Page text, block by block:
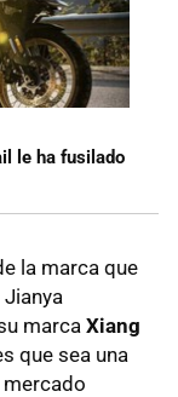
le ha fusilado
la marca que
marca Xiang
que sea una